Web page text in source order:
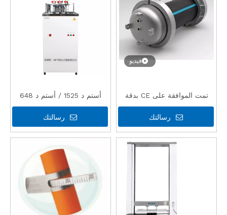
أستم د 1525 / أستم د 648
رسالتك
فيديو
تمت الموافقة على CE بدقة
عالية وجودة عالية ورخيصة
لاختبار ضغط الانفجار
رسالتك